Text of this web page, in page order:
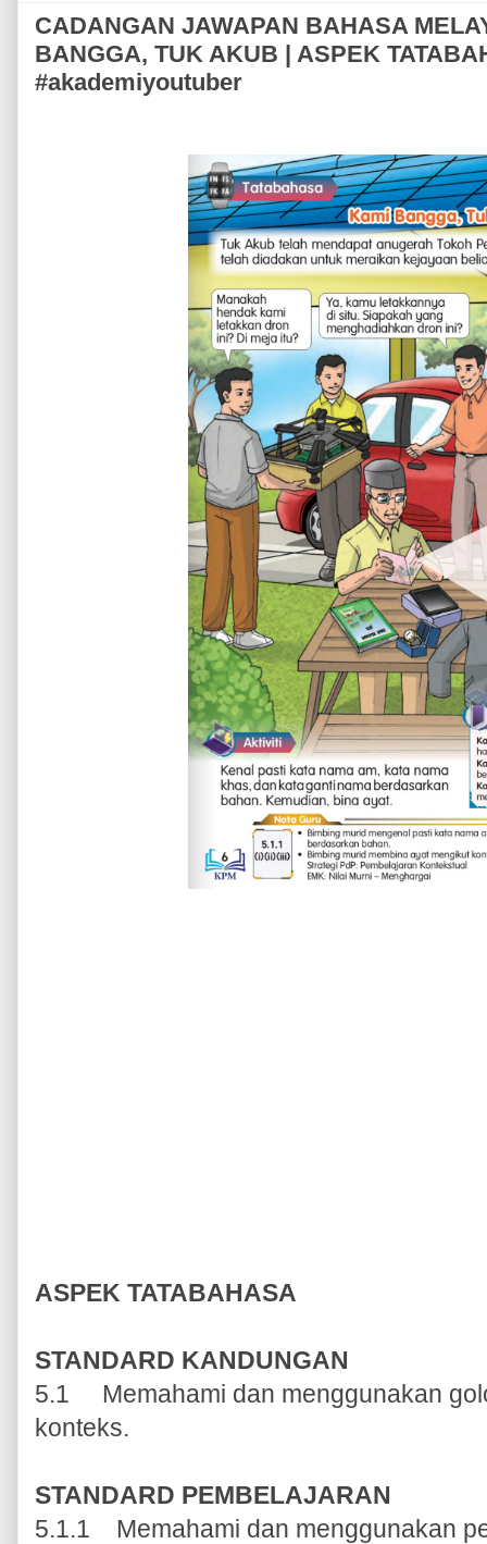
CADANGAN JAWAPAN BAHASA
BANGGA, TUK AKUB | ASPEK
#akademiyoutuber
ASPEK TATABAHASA
STANDARD KANDUNGAN
5.1 Memahami dan menggunakan
konteks.
STANDARD PEMBELAJARAN
5.1.1 Memahami dan menggunakan